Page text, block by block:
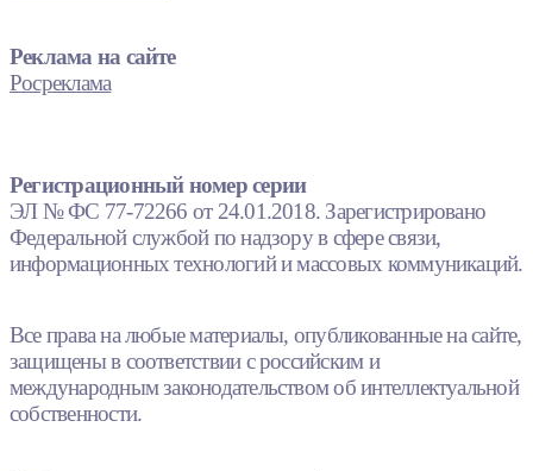
Реклама на сайте
Росреклама
Регистрационный номер серии
ЭЛ № ФС 77-72266 от 24.01.2018. Зарегистрировано
Федеральной службой по надзору в сфере связи,
информационных технологий и массовых коммуникаций.
Все права на любые материалы, опубликованные на сайте,
защищены в соответствии с российским и
международным законодательством об интеллектуальной
собственности.